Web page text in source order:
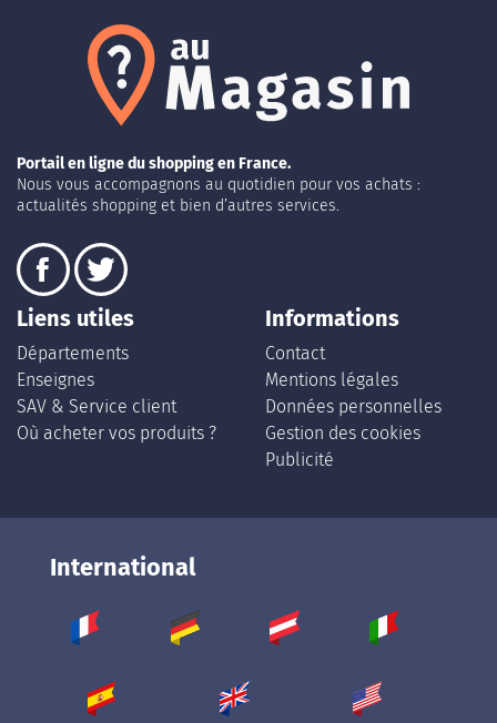
Portail en ligne du shopping en France.
Nous vous accompagnons au quotidien pour vos achats :
actualités shopping et bien d’autres services.
Liens utiles
Départements
Enseignes
SAV & Service client
Où acheter vos produits ?
Informations
Contact
Mentions légales
Données personnelles
Gestion des cookies
Publicité
International